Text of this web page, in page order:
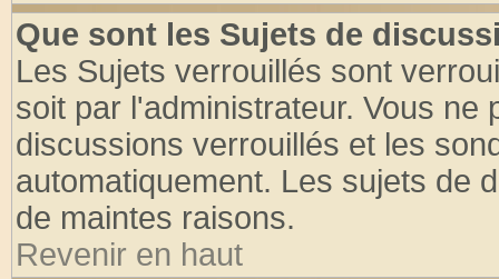
Que sont les Sujets de
Les Sujets verrouillés sont
soit par l'administrateur. Vous
discussions verrouillés et les
automatiquement. Les sujets de
de maintes raisons.
Revenir en haut